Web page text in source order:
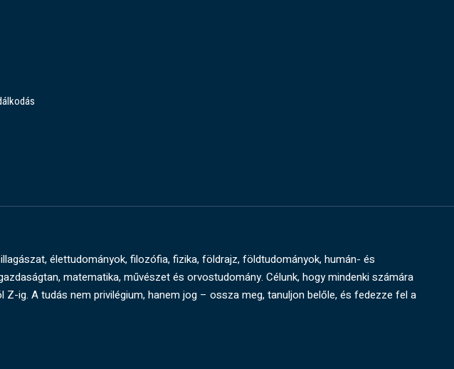
élettudományok, filozófia, fizika, földrajz, földtudományok, humán- és
matematika, művészet és orvostudomány. Célunk, hogy mindenki számára
ig. A tudás nem privilégium, hanem jog – ossza meg, tanuljon belőle, és fedezze fel a